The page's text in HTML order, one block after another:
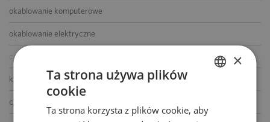
okablowanie komputerowe
okablowanie elektryczne
centrala telefoniczna
klimatyzacja
czujniki dymu i ciepła
ENGLISH
×
Ta strona używa plików
cookie
Ta strona korzysta z plików cookie, aby